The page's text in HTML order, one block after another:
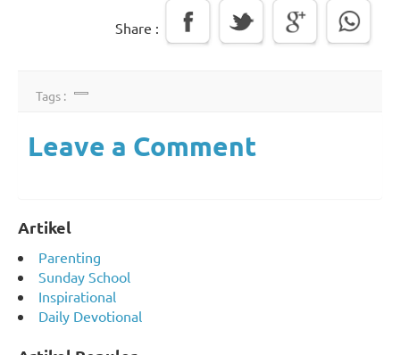
Share :
Tags :
Leave a Comment
Artikel
Parenting
Sunday School
Inspirational
Daily Devotional